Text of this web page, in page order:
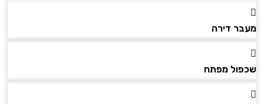
דירה
מפתח